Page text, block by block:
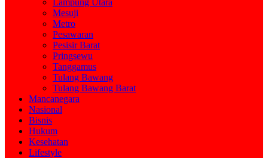
Lampung Utara
Mesuji
Metro
Pesawaran
Pesisir Barat
Pringsewu
Tanggamus
Tulang Bawang
Tulang Bawang Barat
Mancanegara
Nasional
Bisnis
Hukum
Kesehatan
Lifestyle